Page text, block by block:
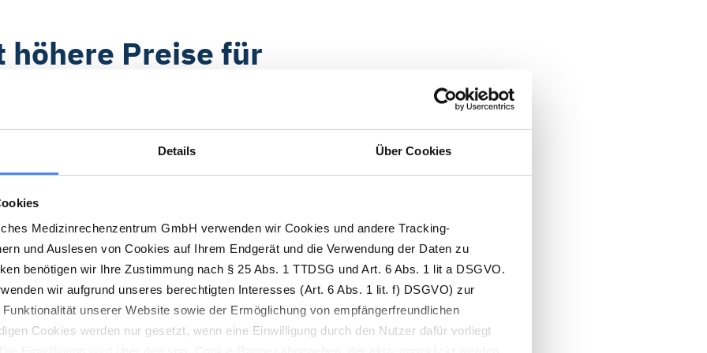
Details Über Cookies
Medizinrechenzentrum GmbH verwenden wir Cookies und andere Tracking-
und Auslesen von Cookies auf Ihrem Endgerät und die Verwendung der Daten zu
benötigen wir Ihre Zustimmung nach § 25 Abs. 1 TTDSG und Art. 6 Abs. 1 lit a DSGVO.
wir aufgrund unseres berechtigten Interesses (Art. 6 Abs. 1 lit. f) DSGVO) zur
unserer Website sowie der Ermöglichung von empfängerfreundlichen
Cookies werden nur gesetzt, wenn eine Einwilligung durch den Nutzer dafür vorliegt
höhere Preise für
und Physiotherapeuten
dürfen sich bundesweit über gestiegene Tarife freuen. Seit
bei der IKK für physiotherapeutische Leistungen. Die neuen Tarife hat
Therapie (VPT) mit der IKK ausgehandelt.
neuen Tarife pünktlich in DMRZ.de hinterlegt, so dass Sie einfach mit den
können.
Vergütungsänderungen keine Mitteilung bekommen, dann senden Sie uns die
Ihrer Kundennummer per Fax an0211 6355 9088oder per E-Mail an